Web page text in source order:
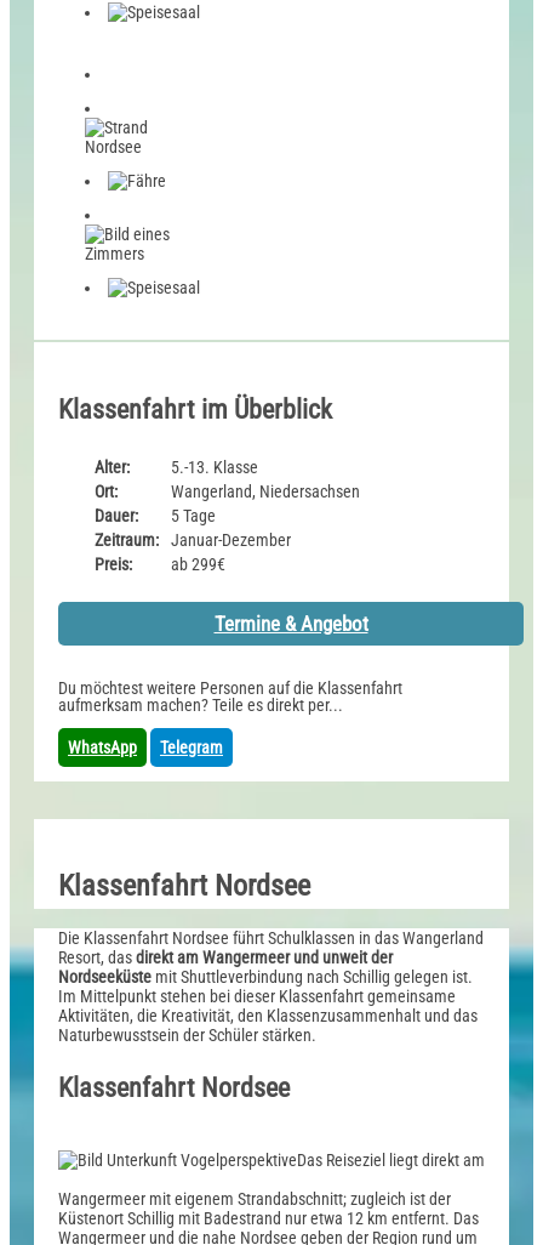
Klassenfahrt im Überblick
Alter:
5.-13. Klasse
Ort:
Wangerland, Niedersachsen
Dauer:
5 Tage
Zeitraum:
Januar-Dezember
Preis:
ab 299€
Termine & Angebot
Du möchtest weitere Personen auf die Klassenfahrt
aufmerksam machen? Teile es direkt per...
WhatsApp Telegram
Klassenfahrt Nordsee
Die Klassenfahrt Nordsee führt Schulklassen in das Wangerland
Resort, dasdirekt am Wangermeer und unweit der
Nordseeküste mit Shuttleverbindung nach Schillig gelegen ist.
Im Mittelpunkt stehen bei dieser Klassenfahrt gemeinsame
Aktivitäten, die Kreativität, den Klassenzusammenhalt und das
Naturbewusstsein der Schüler stärken.
Klassenfahrt Nordsee
Das Reiseziel liegt direkt am
Wangermeer mit eigenem Strandabschnitt; zugleich ist der
Küstenort Schillig mit Badestrand nur etwa 12 km entfernt. Das
Wangermeer und die nahe Nordsee geben der Region rund um